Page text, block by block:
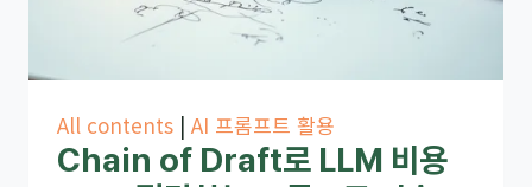
All contents | AI 프롬프트 활용
Chain of Draft로 LLM 비용